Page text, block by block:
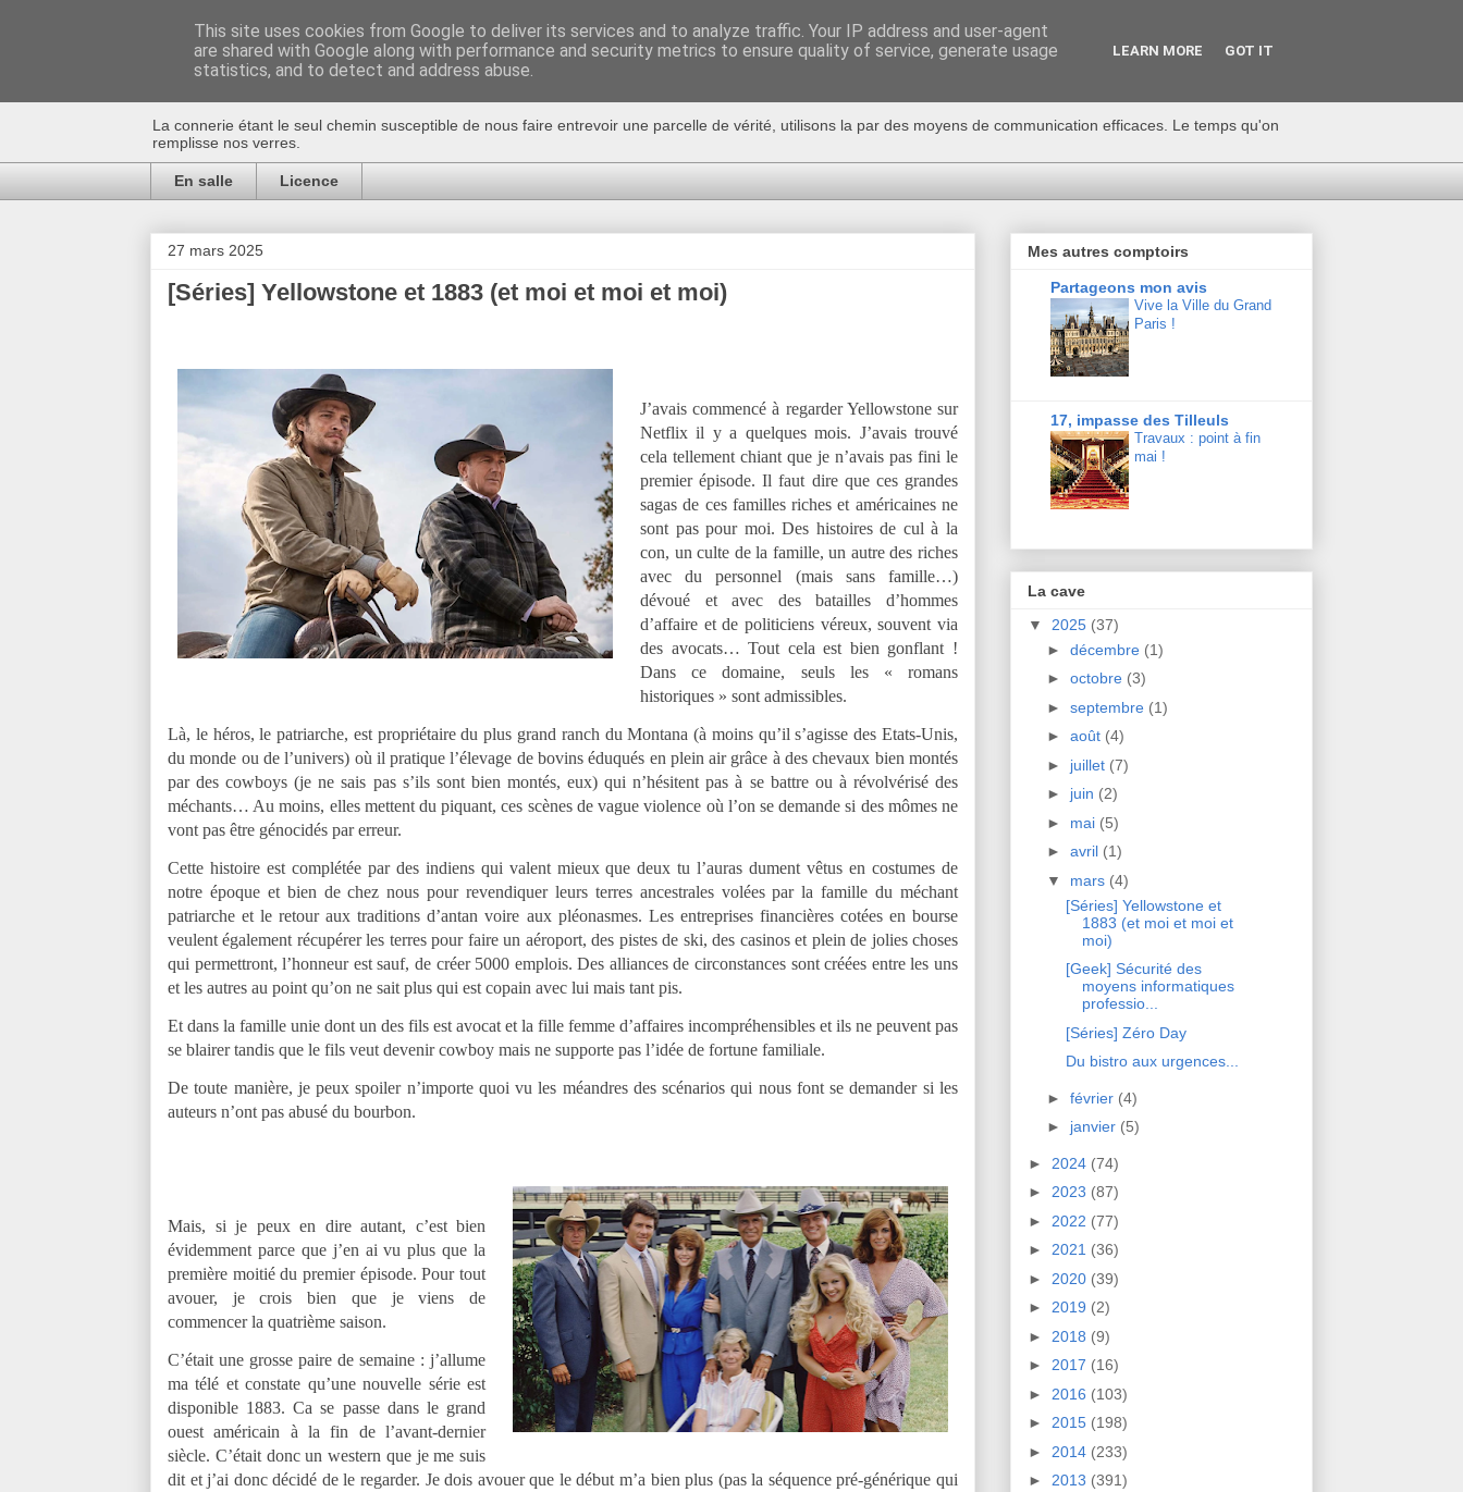
Au bistro !
La connerie étant le seul chemin susceptible de nous faire entrevoir une parcelle de vérité, utilisons la par des moyens de communication efficaces. Le temps qu'on
remplisse nos verres.
En salle Licence
27 mars 2025
[Séries] Yellowstone et 1883 (et moi et moi et moi)
J’avais commencé à regarder Yellowstone sur
Netflix il y a quelques mois. J’avais trouvé
cela tellement chiant que je n’avais pas fini le
premier épisode. Il faut dire que ces grandes
sagas de ces familles riches et américaines ne
sont pas pour moi. Des histoires de cul à la
con, un culte de la famille, un autre des riches
avec du personnel (mais sans famille…)
dévoué et avec des batailles d’hommes
d’affaire et de politiciens véreux, souvent via
des avocats… Tout cela est bien gonflant !
Dans ce domaine, seuls les « romans
historiques » sont admissibles.
Là, le héros, le patriarche, est propriétaire du plus grand ranch du Montana (à moins qu’il s’agisse des Etats-Unis,
du monde ou de l’univers) où il pratique l’élevage de bovins éduqués en plein air grâce à des chevaux bien montés
par des cowboys (je ne sais pas s’ils sont bien montés, eux) qui n’hésitent pas à se battre ou à révolvérisé des
méchants… Au moins, elles mettent du piquant, ces scènes de vague violence où l’on se demande si des mômes ne
vont pas être génocidés par erreur.
Cette histoire est complétée par des indiens qui valent mieux que deux tu l’auras dument vêtus en costumes de
notre époque et bien de chez nous pour revendiquer leurs terres ancestrales volées par la famille du méchant
patriarche et le retour aux traditions d’antan voire aux pléonasmes. Les entreprises financières cotées en bourse
veulent également récupérer les terres pour faire un aéroport, des pistes de ski, des casinos et plein de jolies choses
qui permettront, l’honneur est sauf, de créer 5000 emplois. Des alliances de circonstances sont créées entre les uns
et les autres au point qu’on ne sait plus qui est copain avec lui mais tant pis.
Et dans la famille unie dont un des fils est avocat et la fille femme d’affaires incompréhensibles et ils ne peuvent pas
se blairer tandis que le fils veut devenir cowboy mais ne supporte pas l’idée de fortune familiale.
De toute manière, je peux spoiler n’importe quoi vu les méandres des scénarios qui nous font se demander si les
auteurs n’ont pas abusé du bourbon.
Mais, si je peux en dire autant, c’est bien
évidemment parce que j’en ai vu plus que la
première moitié du premier épisode. Pour tout
avouer, je crois bien que je viens de
commencer la quatrième saison.
C’était une grosse paire de semaine : j’allume
ma télé et constate qu’une nouvelle série est
disponible 1883. Ca se passe dans le grand
ouest américain à la fin de l’avant-dernier
siècle. C’était donc un western que je me suis
dit et j’ai donc décidé de le regarder. Je dois avouer que le début m’a bien plus (pas la séquence pré-générique qui
Mes autres comptoirs
Partageons mon avis
Vive la Ville du Grand
Paris !
17, impasse des Tilleuls
Travaux : point à fin
mai !
La cave
▼ 2025 (37)
► décembre (1)
► octobre (3)
► septembre (1)
► août (4)
► juillet (7)
► juin (2)
► mai (5)
► avril (1)
▼ mars (4)
[Séries] Yellowstone et
1883 (et moi et moi et
moi)
[Geek] Sécurité des
moyens informatiques
professio...
[Séries] Zéro Day
Du bistro aux urgences...
► février (4)
► janvier (5)
► 2024 (74)
► 2023 (87)
► 2022 (77)
► 2021 (36)
► 2020 (39)
► 2019 (2)
► 2018 (9)
► 2017 (16)
► 2016 (103)
► 2015 (198)
► 2014 (233)
► 2013 (391)
This site uses cookies from Google to deliver its services and to analyze traffic. Your IP address and user-agent
are shared with Google along with performance and security metrics to ensure quality of service, generate usage
statistics, and to detect and address abuse.
LEARN MORE GOT IT